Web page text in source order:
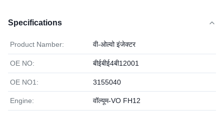
Specifications
Product Namber: वी-ओल्वो इंजेक्टर
OE NO: बीईबीई4बी12001
OE NO1: 3155040
Engine: वॉल्यूम-VO FH12